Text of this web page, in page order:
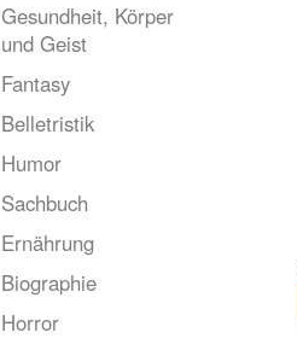
Gesundheit, Körper
und Geist
Fantasy
Belletristik
Humor
Sachbuch
Ernährung
Biographie
Horror